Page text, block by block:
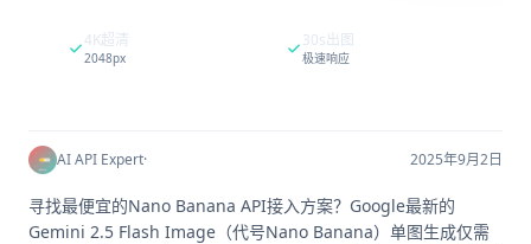
4K超清
2048px
30s出图
极速响应
AI API Expert· 2025年9月2日
寻找最便宜的Nano Banana API接入方案？Google最新的
Gemini 2.5 Flash Image（代号Nano Banana）单图生成仅需